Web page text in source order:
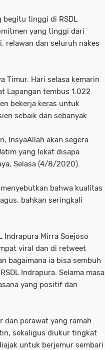
begitu tinggi di RSDL
yang tinggi dari
relawan dan seluruh nakes
Timur. Hari selasa kemarin
Lapangan tembus 1.022
bekerja keras untuk
sebaik dan sebanyak
InsyaAllah akan segera
yang lekat disapa
Selasa (4/8/2020).
bahwa kualitas
bahkan seringkali
Indrapura Mirra Soejoso
viral dan di retweet
bagaimana ia bisa sembuh
Indrapura. Selama masa
yang positif dan
dan perawat yang ramah
sekaligus diukur tingkat
untuk berjemur sembari